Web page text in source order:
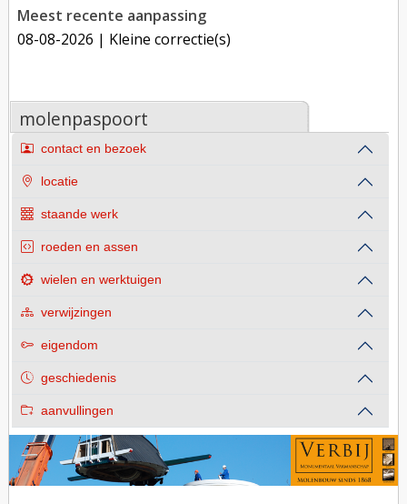
Meest recente aanpassing
08-08-2026 | Kleine correctie(s)
molenpaspoort
contact en bezoek
locatie
staande werk
roeden en assen
wielen en werktuigen
verwijzingen
eigendom
geschiedenis
aanvullingen